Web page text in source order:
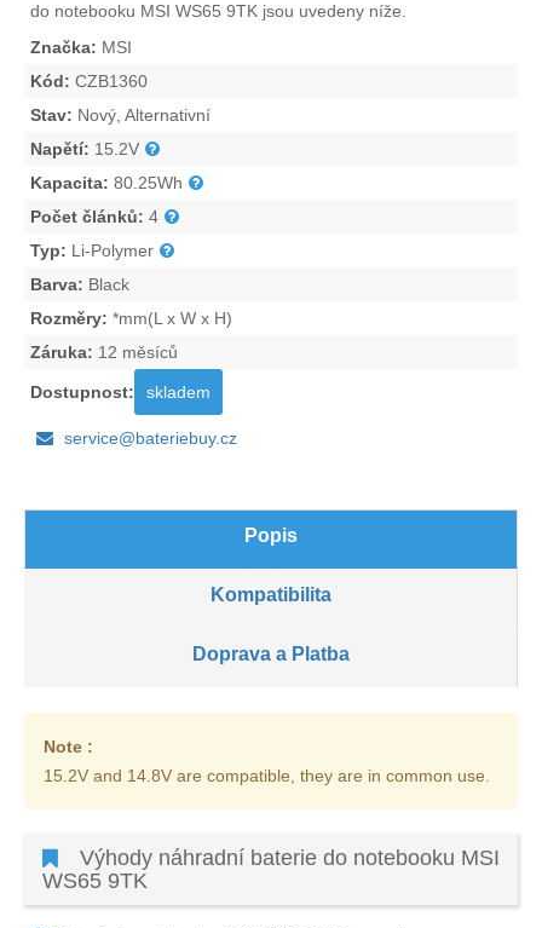
do notebooku MSI WS65 9TK jsou uvedeny níže.
Značka: MSI
Kód: CZB1360
Stav: Nový, Alternativní
Napětí: 15.2V
Kapacita: 80.25Wh
Počet článků: 4
Typ: Li-Polymer
Barva: Black
Rozměry: *mm(L x W x H)
Záruka: 12 měsíců
Dostupnost: skladem
service@bateriebuy.cz
Popis
Kompatibilita
Doprava a Platba
Note :
15.2V and 14.8V are compatible, they are in common use.
Výhody náhradní baterie do notebooku MSI
WS65 9TK